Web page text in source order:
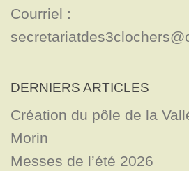
Courriel :
DERNIERS ARTICLES
Création du pôle de la
Morin
Messes de l’été 2026